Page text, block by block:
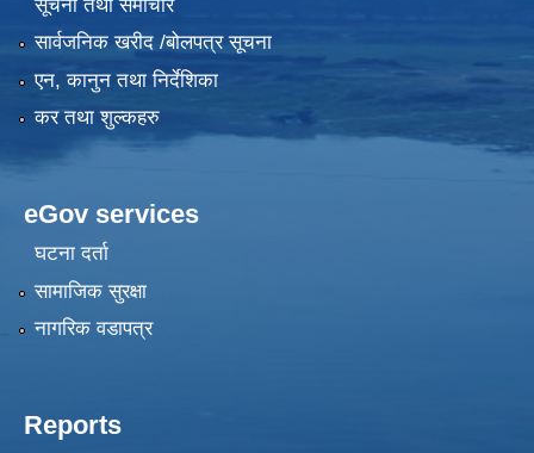
सूचना तथा समाचार
सार्वजनिक खरीद /बोलपत्र सूचना
एन, कानुन तथा निर्देशिका
कर तथा शुल्कहरु
eGov services
घटना दर्ता
सामाजिक सुरक्षा
नागरिक वडापत्र
Reports